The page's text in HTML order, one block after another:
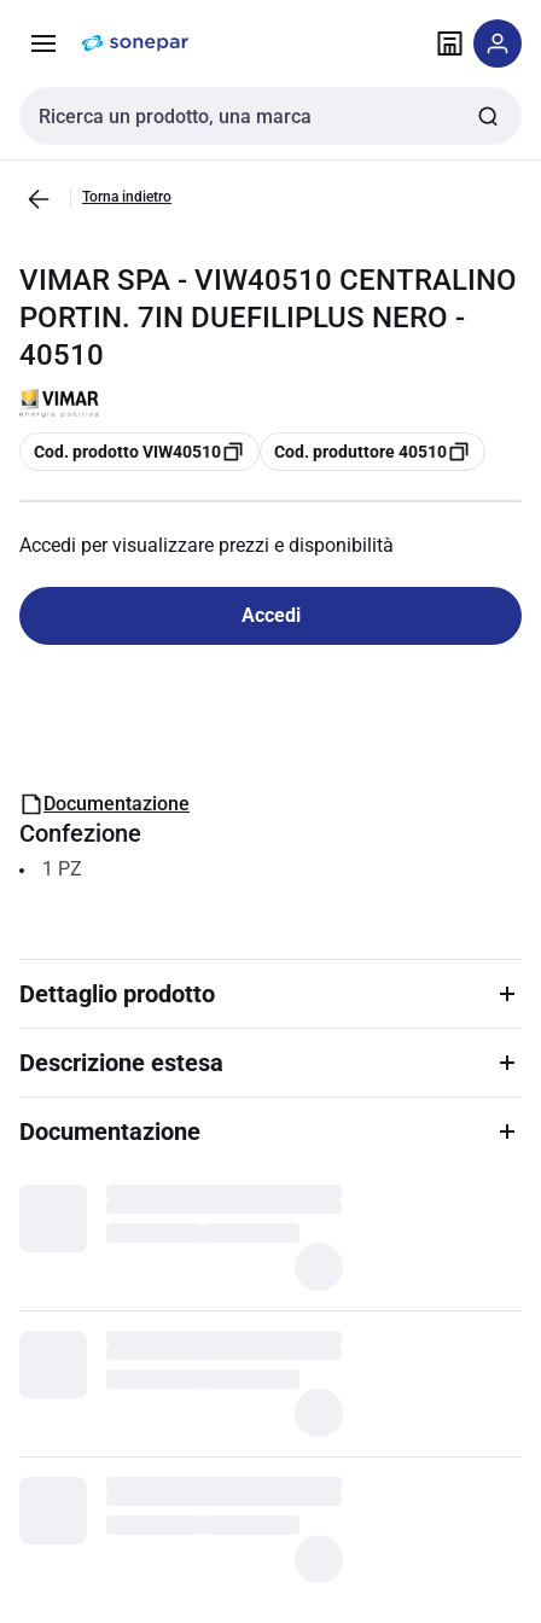
navigazione alla
Cerca input
Torna indietro
VIMAR SPA - VIW40510 CENTRALINO
PORTIN. 7IN DUEFILIPLUS NERO -
40510
copia
Cod. prodotto VIW40510 copia
Cod. produttore 40510
Accedi per visualizzare prezzi e disponibilità
Accedi
Documentazione
Confezione
1 PZ
Dettaglio prodotto
Descrizione estesa
Documentazione